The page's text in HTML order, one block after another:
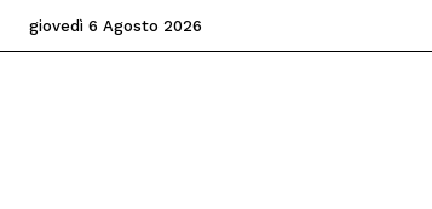
giovedì 6 Agosto 2026